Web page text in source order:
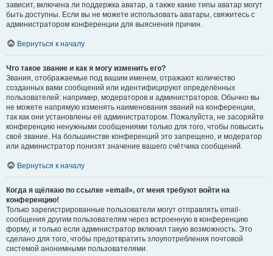
зависит, включена ли поддержка аватар, а также какие типы аватар могут
быть доступны. Если вы не можете использовать аватары, свяжитесь с
администратором конференции для выяснения причин.
Вернуться к началу
Что такое звание и как я могу изменить его?
Звания, отображаемые под вашим именем, отражают количество
созданных вами сообщений или идентифицируют определённых
пользователей: например, модераторов и администраторов. Обычно вы
не можете напрямую изменять наименования званий на конференции,
так как они установлены её администратором. Пожалуйста, не засоряйте
конференцию ненужными сообщениями только для того, чтобы повысить
своё звание. На большинстве конференций это запрещено, и модератор
или администратор понизят значение вашего счётчика сообщений.
Вернуться к началу
Когда я щёлкаю по ссылке «email», от меня требуют войти на
конференцию!
Только зарегистрированные пользователи могут отправлять email-
сообщения другим пользователям через встроенную в конференцию
форму, и только если администратор включил такую возможность. Это
сделано для того, чтобы предотвратить злоупотребления почтовой
системой анонимными пользователями.